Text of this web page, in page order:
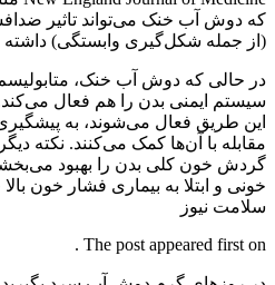
که دوش آب خنک می‌تواند تاثیر
(از جمله شکل‌گیری وابستگی) داشته
در حالی که دوش آب خنک،
سیستم ایمنی بدن را هم فعال
این طریق فعال می‌شوند، به
مقابله با آن‌ها کمک می‌کنند. نکته
گردش خون کلی بدن را بهبود
خونی و ابتلا به بیماری فشار خون
سلامت نیوز
The post appeared first on .